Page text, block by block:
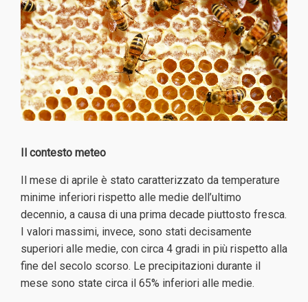
Il contesto meteo
Il mese di aprile è stato caratterizzato da temperature
minime inferiori rispetto alle medie dell’ultimo
decennio, a causa di una prima decade piuttosto fresca.
I valori massimi, invece, sono stati decisamente
superiori alle medie, con circa 4 gradi in più rispetto alla
fine del secolo scorso. Le precipitazioni durante il
mese sono state circa il 65% inferiori alle medie.